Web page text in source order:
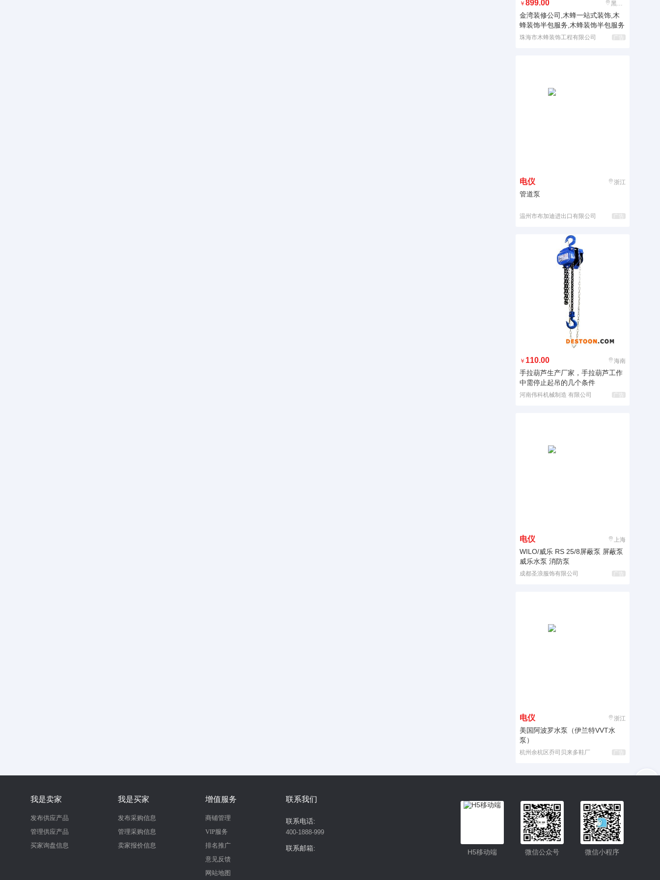
￥ 899.00 黑龙江
金湾装修公司,木蜂一站式装饰,木
蜂装饰半包服务,木蜂装饰半包服务
珠海市木蜂装饰工程有限公司 广告
电仪 浙江
管道泵
温州市布加迪进出口有限公司 广告
￥ 110.00 海南
手拉葫芦生产厂家，手拉葫芦工作
中需停止起吊的几个条件
河南伟科机械制造 有限公司 广告
电仪 上海
WILO/威乐 RS 25/8屏蔽泵 屏蔽泵
威乐水泵 消防泵
成都圣浪服饰有限公司 广告
电仪 浙江
美国阿波罗水泵（伊兰特VVT水
泵）
杭州余杭区乔司贝来多鞋厂 广告
我是卖家
发布供应产品
管理供应产品
买家询盘信息
我是买家
发布采购信息
管理采购信息
卖家报价信息
增值服务
商铺管理
VIP服务
排名推广
意见反馈
网站地图
联系我们
联系电话:
400-1888-999
联系邮箱: 微信小程序
微信公众号
H5移动端